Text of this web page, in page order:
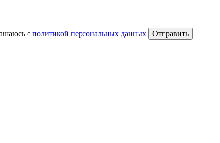
с политикой персональных данных